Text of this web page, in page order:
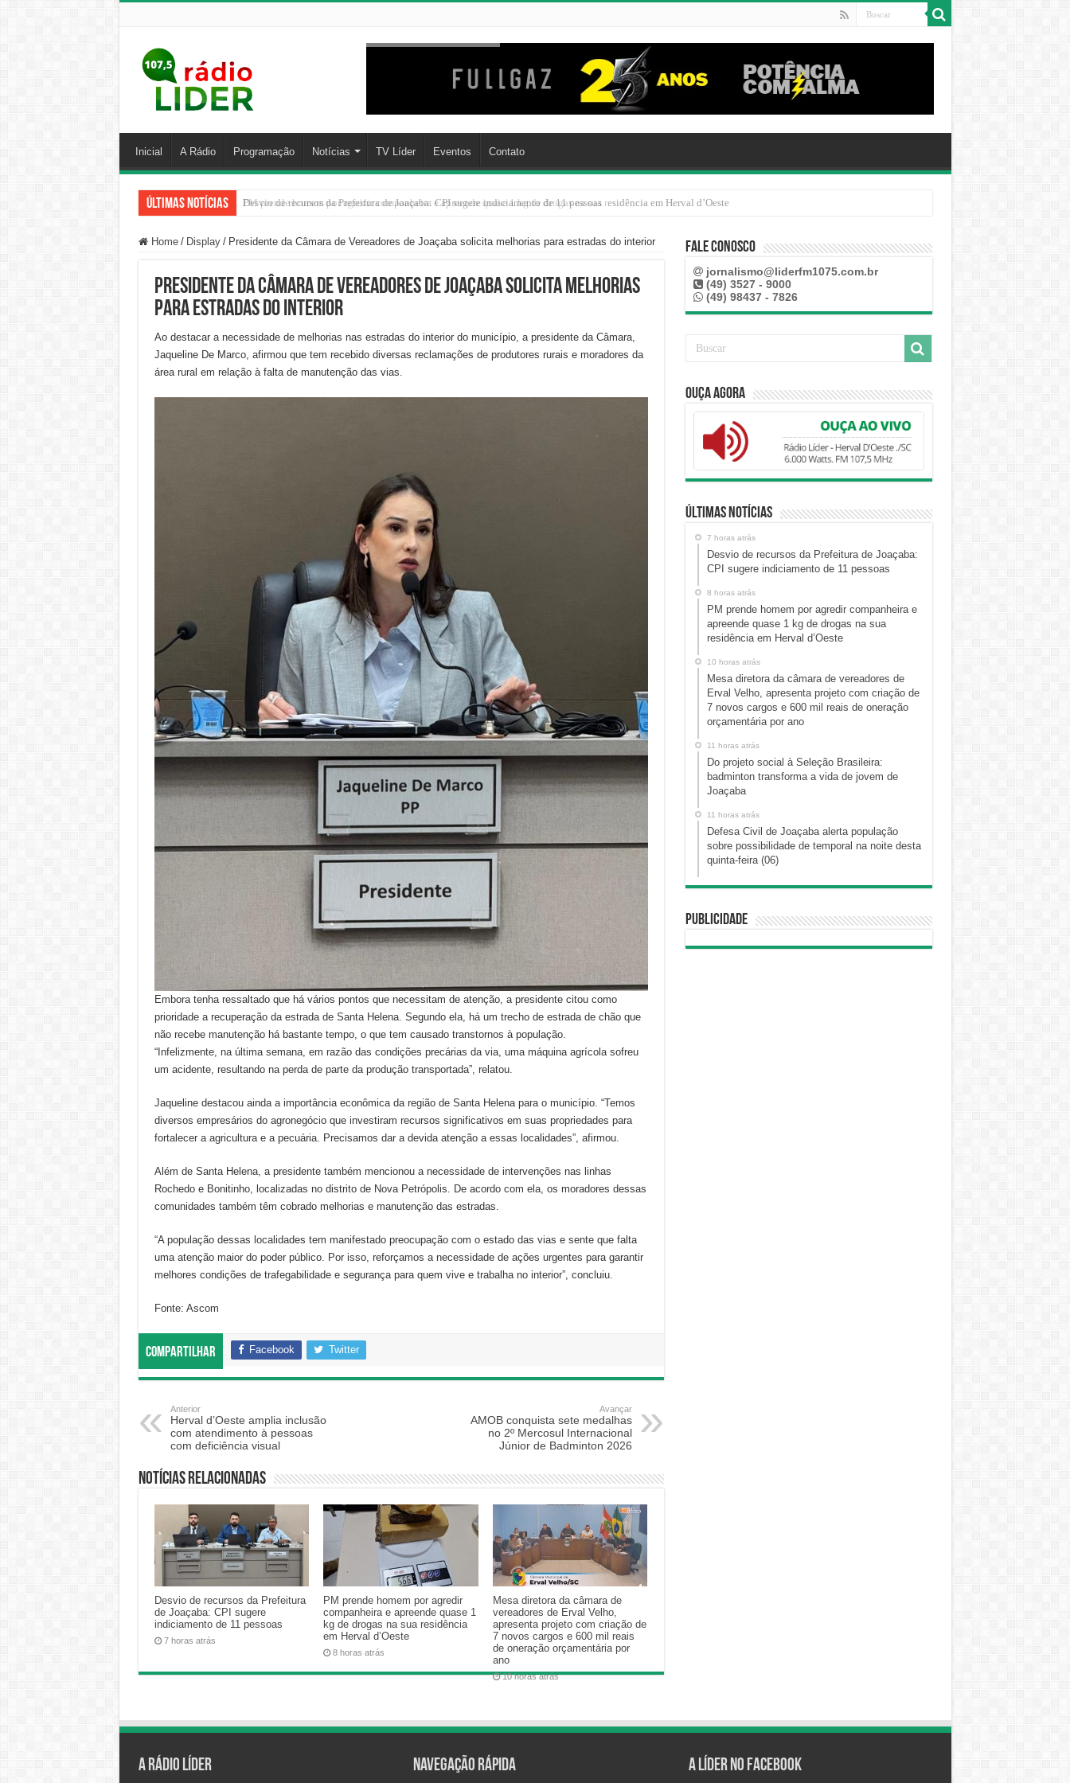
Inicial A Rádio Programação Notícias TV Líder Eventos Contato
Últimas Notícias PM prende homem por agredir companheira e apreende quase 1 kg de drogas na sua residência em Herval d’Oeste
Home / Display / Presidente da Câmara de Vereadores de Joaçaba solicita melhorias para estradas do interior
Presidente da Câmara de Vereadores de Joaçaba solicita melhorias
para estradas do interior
Ao destacar a necessidade de melhorias nas estradas do interior do município, a presidente da Câmara,
Jaqueline De Marco, afirmou que tem recebido diversas reclamações de produtores rurais e moradores da
área rural em relação à falta de manutenção das vias.
Embora tenha ressaltado que há vários pontos que necessitam de atenção, a presidente citou como
prioridade a recuperação da estrada de Santa Helena. Segundo ela, há um trecho de estrada de chão que
não recebe manutenção há bastante tempo, o que tem causado transtornos à população.
“Infelizmente, na última semana, em razão das condições precárias da via, uma máquina agrícola sofreu
um acidente, resultando na perda de parte da produção transportada”, relatou.
Jaqueline destacou ainda a importância econômica da região de Santa Helena para o município. “Temos
diversos empresários do agronegócio que investiram recursos significativos em suas propriedades para
fortalecer a agricultura e a pecuária. Precisamos dar a devida atenção a essas localidades”, afirmou.
Além de Santa Helena, a presidente também mencionou a necessidade de intervenções nas linhas
Rochedo e Bonitinho, localizadas no distrito de Nova Petrópolis. De acordo com ela, os moradores dessas
comunidades também têm cobrado melhorias e manutenção das estradas.
“A população dessas localidades tem manifestado preocupação com o estado das vias e sente que falta
uma atenção maior do poder público. Por isso, reforçamos a necessidade de ações urgentes para garantir
melhores condições de trafegabilidade e segurança para quem vive e trabalha no interior”, concluiu.
Fonte: Ascom
Compartilhar Facebook Twitter
Anterior
Herval d’Oeste amplia inclusão
com atendimento à pessoas
com deficiência visual
Avançar
AMOB conquista sete medalhas
no 2º Mercosul Internacional
Júnior de Badminton 2026
Notícias relacionadas
Desvio de recursos da Prefeitura
de Joaçaba: CPI sugere
indiciamento de 11 pessoas
7 horas atrás
PM prende homem por agredir
companheira e apreende quase 1
kg de drogas na sua residência
em Herval d’Oeste
8 horas atrás
Mesa diretora da câmara de
vereadores de Erval Velho,
apresenta projeto com criação de
7 novos cargos e 600 mil reais
de oneração orçamentária por
ano
10 horas atrás
Fale Conosco
jornalismo@liderfm1075.com.br
(49) 3527 - 9000
(49) 98437 - 7826
Ouça Agora
Últimas Notícias
7 horas atrás
Desvio de recursos da Prefeitura de Joaçaba:
CPI sugere indiciamento de 11 pessoas
8 horas atrás
PM prende homem por agredir companheira e
apreende quase 1 kg de drogas na sua
residência em Herval d’Oeste
10 horas atrás
Mesa diretora da câmara de vereadores de
Erval Velho, apresenta projeto com criação de
7 novos cargos e 600 mil reais de oneração
orçamentária por ano
11 horas atrás
Do projeto social à Seleção Brasileira:
badminton transforma a vida de jovem de
Joaçaba
11 horas atrás
Defesa Civil de Joaçaba alerta população
sobre possibilidade de temporal na noite desta
quinta-feira (06)
Publicidade
A Rádio Líder Navegação Rápida A Líder no Facebook